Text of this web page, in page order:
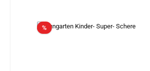
%Rabatt